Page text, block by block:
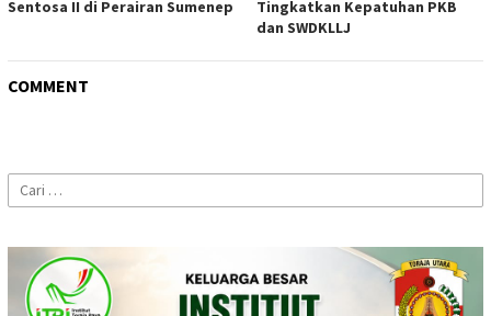
Sentosa II di Perairan Sumenep
Tingkatkan Kepatuhan PKB
dan SWDKLLJ
COMMENT
Cari
untuk: